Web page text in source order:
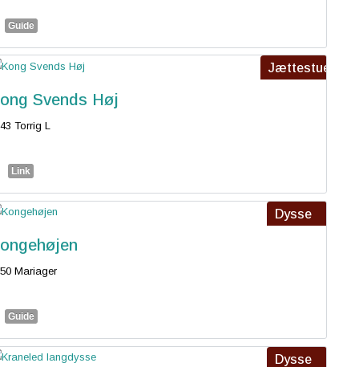
Guide
Jættestue
Svends Høj
Torrig L
Link
Dysse
Mariager
Guide
Dysse